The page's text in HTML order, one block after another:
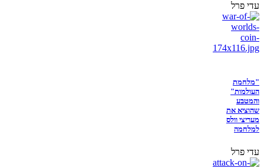
עדי פרל
"מלחמת
העולמות"
והמטבע
שהוציא את
מעריצי וולס
למלחמה
עדי פרל